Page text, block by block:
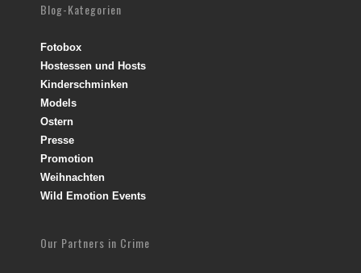
Blog-Kategorien
Fotobox
Hostessen und Hosts
Kinderschminken
Models
Ostern
Presse
Promotion
Weihnachten
Wild Emotion Events
Our Partners in Crime